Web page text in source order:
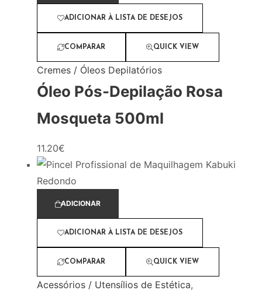
ADICIONAR À LISTA DE DESEJOS
COMPARAR QUICK VIEW
Cremes / Óleos Depilatórios
Óleo Pós-Depilação Rosa
Mosqueta 500ml
11.20€
ADICIONAR
ADICIONAR À LISTA DE DESEJOS
COMPARAR QUICK VIEW
Acessórios / Utensílios de Estética,